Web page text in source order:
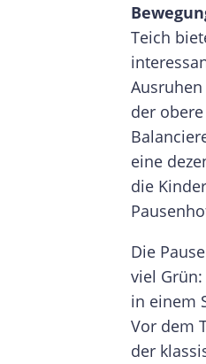
Teich
der
eine
die
Die
viel
in einem
Vor dem
der